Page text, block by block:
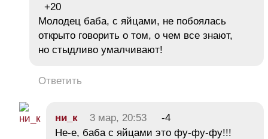
+20
Молодец баба, с яйцами, не побоялась
открыто говорить о том, о чем все знают,
но стыдливо умалчивают!
Ответить
ни_к 3 мар, 20:53
-4
Не-е, баба с яйцами это фу-фу-фу!!!